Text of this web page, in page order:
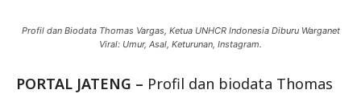
Profil dan Biodata Thomas Vargas, Ketua UNHCR Indonesia Diburu Warganet
Viral: Umur, Asal, Keturunan, Instagram.
PORTAL JATENG – Profil dan biodata Thomas